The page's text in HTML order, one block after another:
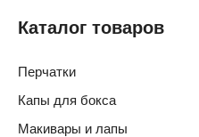
Каталог товаров
Перчатки
Капы для бокса
Макивары и лапы